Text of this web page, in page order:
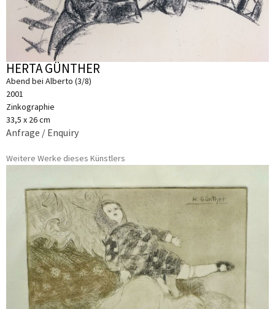
HERTA GÜNTHER
Abend bei Alberto (3/8)
2001
Zinkographie
33,5 x 26 cm
Anfrage / Enquiry
Weitere Werke dieses Künstlers